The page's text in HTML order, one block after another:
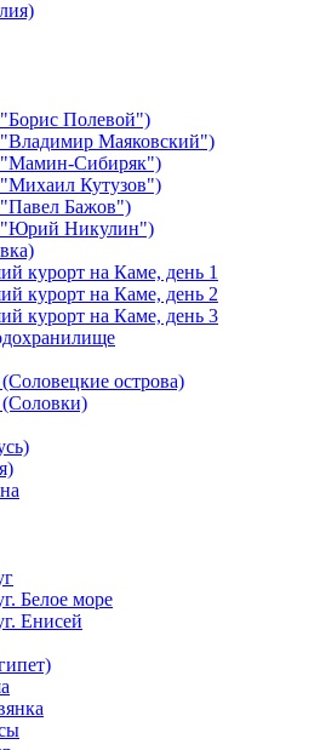
Полевой")
Маяковский")
"Мамин-Сибиряк")
Кутузов")
Бажов")
"Юрий Никулин")
курорт на Каме, день 1
курорт на Каме, день 2
курорт на Каме, день 3
острова)
(Соловки)
Белое море
Енисей